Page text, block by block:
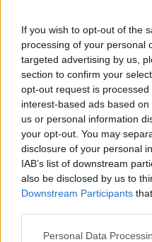
If you wish to opt-out of the
processing of your personal
targeted advertising by us,
section to confirm your
opt-out request is
interest-based ads based
us or personal information
your opt-out. You may
disclosure of your personal
IAB’s list of downstream
also be disclosed by us to
Downstream Participants
Please note that this
Personal Data
Hotels, die die Stadt vorweisen
romantisches Flitterwochenpaket
Budapest, die Königin der Donau
Laut den Empfehlungen auf der
bietet Budapest eine
Qualität und legendären
Thermalwässer Budapests
Community war sich auch über
Stadt einig und sagte, es sei eine
aus Trubel und Ruhe. Dies
Arten von Reisen, sei es eine
entspannter Ausflug, sagt ein
Nicht zuletzt Besucher, die